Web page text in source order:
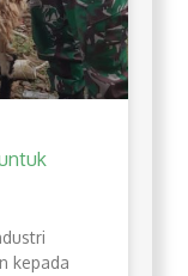
kepada